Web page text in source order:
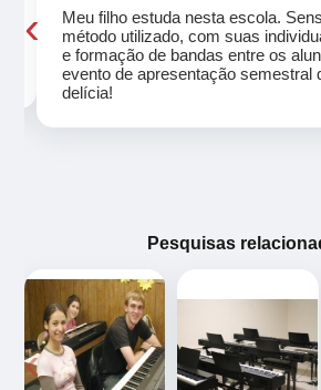
Meu filho estuda nesta escola.
método utilizado, com suas
e formação de bandas entre os
evento de apresentação semestral
delícia!
‹
Pesquisas
‹